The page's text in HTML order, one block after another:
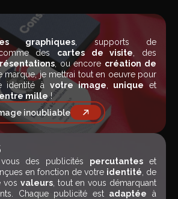
graphiques , supports de
des cartes de visite , des
, ou encore création de
marque, je mettrai tout en oeuvre pour
identité à votre image unique et
mille!
inoubliable
des publicités percutantes et
en fonction de votre identité , de
vos valeurs, tout en vous démarquant
Chaque publicité est adaptée à